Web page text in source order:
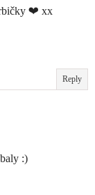
❤ xx
Reply
:)